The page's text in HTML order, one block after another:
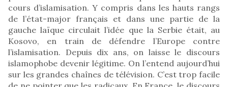
cours d’islamisation. Y compris dans les hauts rangs
de l’état-major français et dans une partie de la
gauche laïque circulait l’idée que la Serbie était, au
Kosovo, en train de défendre l’Europe contre
l’islamisation. Depuis dix ans, on laisse le discours
islamophobe devenir légitime. On l’entend aujourd’hui
sur les grandes chaînes de télévision. C’est trop facile